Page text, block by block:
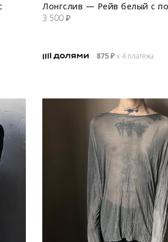
Лонгслив — Рейв белый с
3 500₽
875₽х 4 платежа